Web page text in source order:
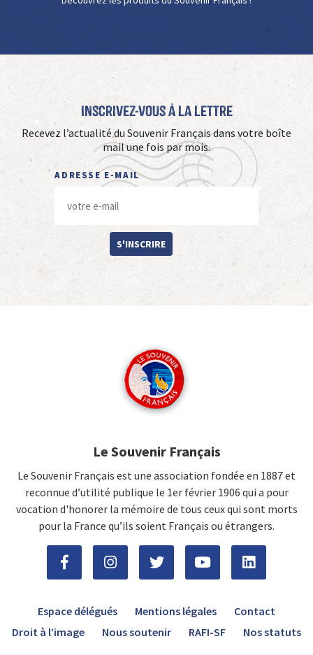
Inscrivez-vous à La Lettre
Recevez l’actualité du Souvenir Français dans votre boîte
mail une fois par mois.
ADRESSE E-MAIL
S'INSCRIRE
Le Souvenir Français
Le Souvenir Français est une association fondée en 1887 et
reconnue d’utilité publique le 1er février 1906 qui a pour
vocation d'honorer la mémoire de tous ceux qui sont morts
pour la France qu’ils soient Français ou étrangers.
Espace délégués Mentions légales
Contact
Droit à l’image
Nous soutenir RAFI-SF Nos statuts